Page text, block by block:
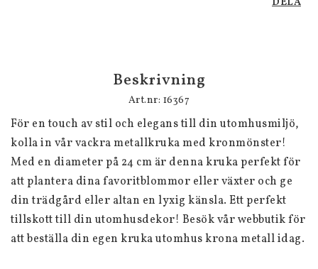
Beskrivning
Art.nr: 16367
För en touch av stil och elegans till din utomhusmiljö,
kolla in vår vackra metallkruka med kronmönster!
Med en diameter på 24 cm är denna kruka perfekt för
att plantera dina favoritblommor eller växter och ge
din trädgård eller altan en lyxig känsla. Ett perfekt
tillskott till din utomhusdekor! Besök vår webbutik för
att beställa din egen kruka utomhus krona metall idag.